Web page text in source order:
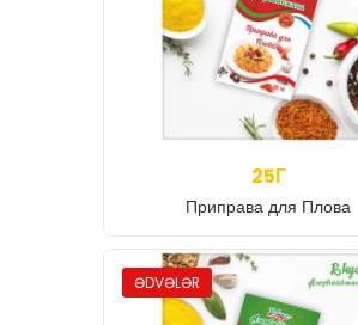
25Г
Приправа для Плова
ƏDVƏLƏR